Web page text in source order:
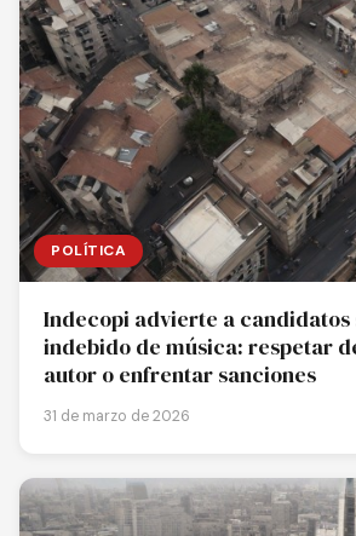
POLÍTICA
Indecopi advierte a candidatos
indebido de música: respetar
autor o enfrentar sanciones
31 de marzo de 2026